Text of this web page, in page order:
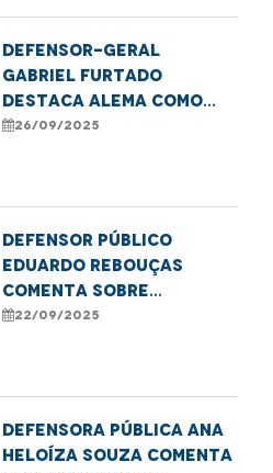
Defensor-geral
Gabriel Furtado
destaca Alema como
finalista do Prêmio
26/09/2025
Defensor Público
Eduardo Rebouças
comenta sobre
audiência na Câmara
Guarda
22/09/2025
Defensora pública Ana
Heloíza Souza comenta